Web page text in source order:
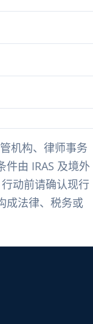
机构、律师事务
由 IRAS 及境外
动前请确认现行
成法律、税务或